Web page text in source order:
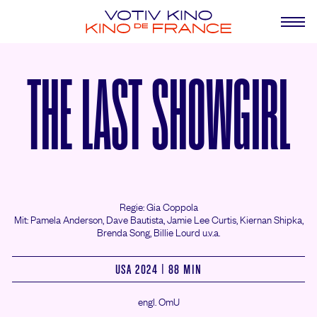
THE LAST SHOWGIRL
Regie: Gia Coppola
Mit: Pamela Anderson, Dave Bautista, Jamie Lee Curtis, Kiernan Shipka,
Brenda Song, Billie Lourd u.v.a.
USA 2024 | 88 MIN
engl. OmU